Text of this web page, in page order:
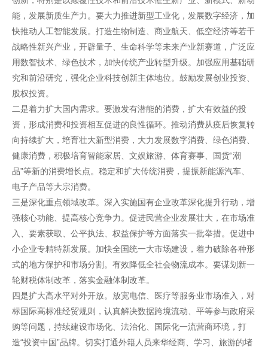
能，发展新质生产力。要大力推进新型工业化，发展数字经济，加
快推动人工智能发展。打造生物制造、商业航天、低空经济等若干
战略性新兴产业，开辟量子、生命科学等未来产业新赛道，广泛应
用数智技术、绿色技术，加快传统产业转型升级。加强应用基础研
究和前沿研究，强化企业科技创新主体地位。鼓励发展创业投资、
股权投资。
二是着力扩大国内需求。要激发有潜能的消费，扩大有效益的投
资，形成消费和投资相互促进的良性循环。推动消费从疫后恢复转
向持续扩大，培育壮大新型消费，大力发展数字消费、绿色消费、
健康消费，积极培育智能家居、文娱旅游、体育赛事、国货“潮
品”等新的消费增长点。稳定和扩大传统消费，提振新能源汽车、
电子产品等大宗消费。
三是深化重点领域改革。深入实施国有企业改革深化提升行动，增
强核心功能、提高核心竞争力。促进民营企业发展壮大，在市场准
入、要素获取、公平执法、权益保护等方面落实一批举措。促进中
小企业专精特新发展。加快全国统一大市场建设，着力破除各种形
式的地方保护和市场分割。有效降低全社会物流成本。要谋划新一
轮财税体制改革，落实金融体制改革。
四是扩大高水平对外开放。放宽电信、医疗等服务业市场准入，对
标国际高标准经贸规则，认真解决数据跨境流动、平等参与政府采
购等问题，持续建设市场化、法治化、国际化一流营商环境，打
造“投资中国”品牌。切实打通外籍人员来华经商、学习、旅游的堵